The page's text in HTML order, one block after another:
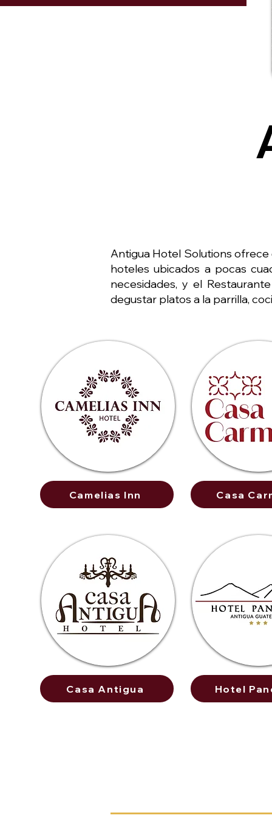
Antigua Hotel Solutions ofrece
hoteles ubicados a pocas
necesidades, y el
degustar platos a la parrilla,
Camelias Inn
Casa Antigua
Casa
Hotel